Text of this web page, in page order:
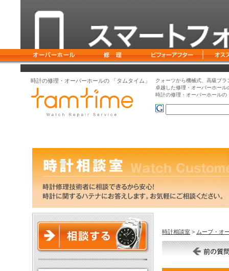
時計相談室 > ムーブ・オ
時計の修理・オーバーホールの 「タムタイム」
クォーツから機械式、高級ブラ
卓越した修理・オーバーホー
時計の修理・オーバーホールの